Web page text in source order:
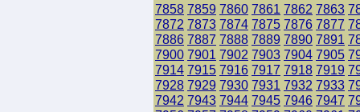
7858 7859 7860 7861 7862 7863
7872 7873 7874 7875 7876 7877
7886 7887 7888 7889 7890 7891
7900 7901 7902 7903 7904 7905
7914 7915 7916 7917 7918 7919
7928 7929 7930 7931 7932 7933
7942 7943 7944 7945 7946 7947